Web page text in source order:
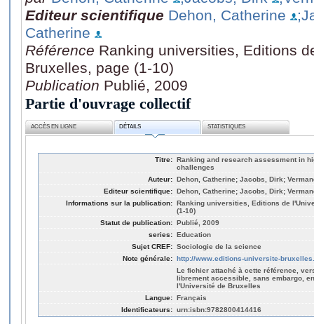
Editeur scientifique Dehon, Catherine
Catherine
Référence Ranking universities, Editions
Bruxelles, page (1-10)
Publication Publié, 2009
Partie d'ouvrage collectif
ACCÈS EN LIGNE DÉTAILS STATISTIQUES
Titre: Ranking and research assessment in
challenges
Auteur: Dehon, Catherine; Jacobs, Dirk;
Editeur scientifique: Dehon, Catherine; Jacobs, Dirk;
Informations sur la publication: Ranking universities, Editions de
(1-10)
Statut de publication: Publié, 2009
series: Education
Sujet CREF: Sociologie de la science
Note générale: http://www.editions-universite-
Le fichier attaché à cette référence,
librement accessible, sans embargo,
l'Université de Bruxelles
Langue: Français
Identificateurs: urn:isbn:9782800414416